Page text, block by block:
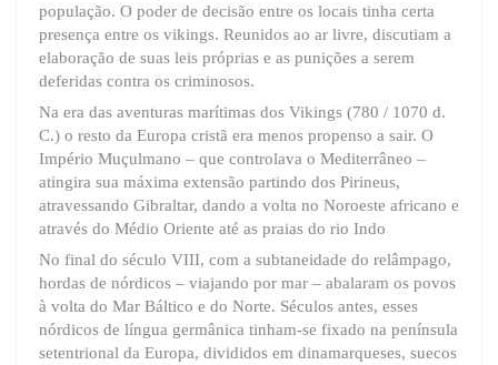
população. O poder de decisão entre os locais tinha certa
presença entre os vikings. Reunidos ao ar livre, discutiam a
elaboração de suas leis próprias e as punições a serem
deferidas contra os criminosos.
Na era das aventuras marítimas dos Vikings (780 / 1070 d.
C.) o resto da Europa cristã era menos propenso a sair. O
Império Muçulmano – que controlava o Mediterrâneo –
atingira sua máxima extensão partindo dos Pirineus,
atravessando Gibraltar, dando a volta no Noroeste africano e
através do Médio Oriente até as praias do rio Indo
No final do século VIII, com a subtaneidade do relâmpago,
hordas de nórdicos – viajando por mar – abalaram os povos
à volta do Mar Báltico e do Norte. Séculos antes, esses
nórdicos de língua germânica tinham-se fixado na península
setentrional da Europa, divididos em dinamarqueses, suecos